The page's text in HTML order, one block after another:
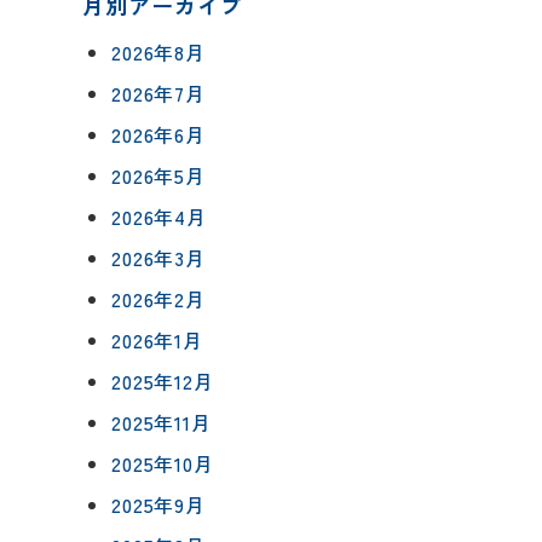
グボックス について
について
2026年8月
2026年7月
2026年6月
2026年5月
2026年4月
2026年3月
2026年2月
2026年1月
2025年12月
2025年11月
2025年10月
2025年9月